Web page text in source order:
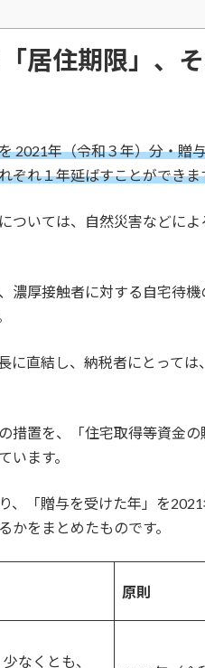
「居住期限」、
2021年（令和３年）分・贈
ぞれ１年延ばすことができま
ついては、自然災害などに
濃厚接触者に対する自宅待
に直結し、納税者にとって
措置を、「住宅取得等資金
います。
、「贈与を受けた年」を
かをまとめたものです。
原則
なくとも、